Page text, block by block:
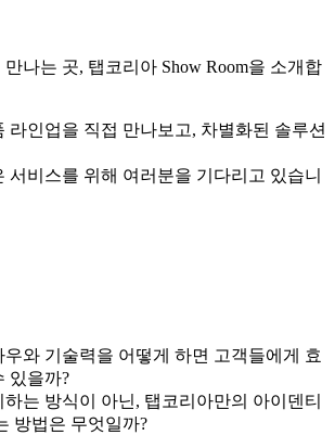
나는 곳, 탭코리아 Show Room을 소개합
라인업을 직접 만나보고, 차별화된 솔루션
서비스를 위해 여러분을 기다리고 있습니
와 기술력을 어떻게 하면 고객들에게 효
있을까?
는 방식이 아닌, 탭코리아만의 아이덴티
방법은 무엇일까?